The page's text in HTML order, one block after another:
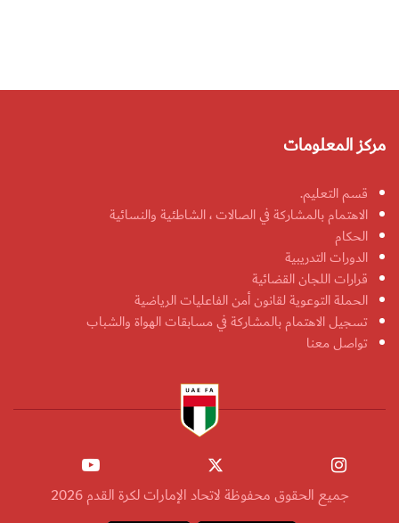
مركز المعلومات
قسم التعليم.
الاهتمام بالمشاركة في الصالات ، الشاطئية والنسائية
الحكام
الدورات التدريبية
قرارات اللجان القضائية
الحملة التوعوية لقانون أمن الفاعليات الرياضية
تسجيل الاهتمام بالمشاركة في مسابقات الهواة والشباب
تواصل معنا
جميع الحقوق محفوظة لاتحاد الإمارات لكرة القدم 2026